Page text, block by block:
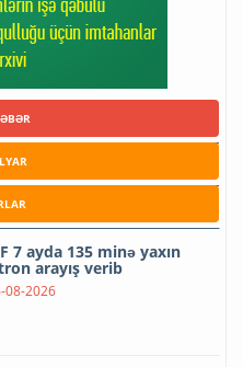
7 ayda 135 minə yaxın
arayış verib
08-2026